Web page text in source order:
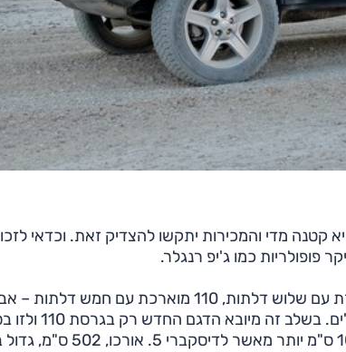
מדי והמכירות יתקשו להצדיק זאת. וכדאי
פופולריות כמו ג'יפ רנגלר.
או 110 כבר אינם מסמנים את